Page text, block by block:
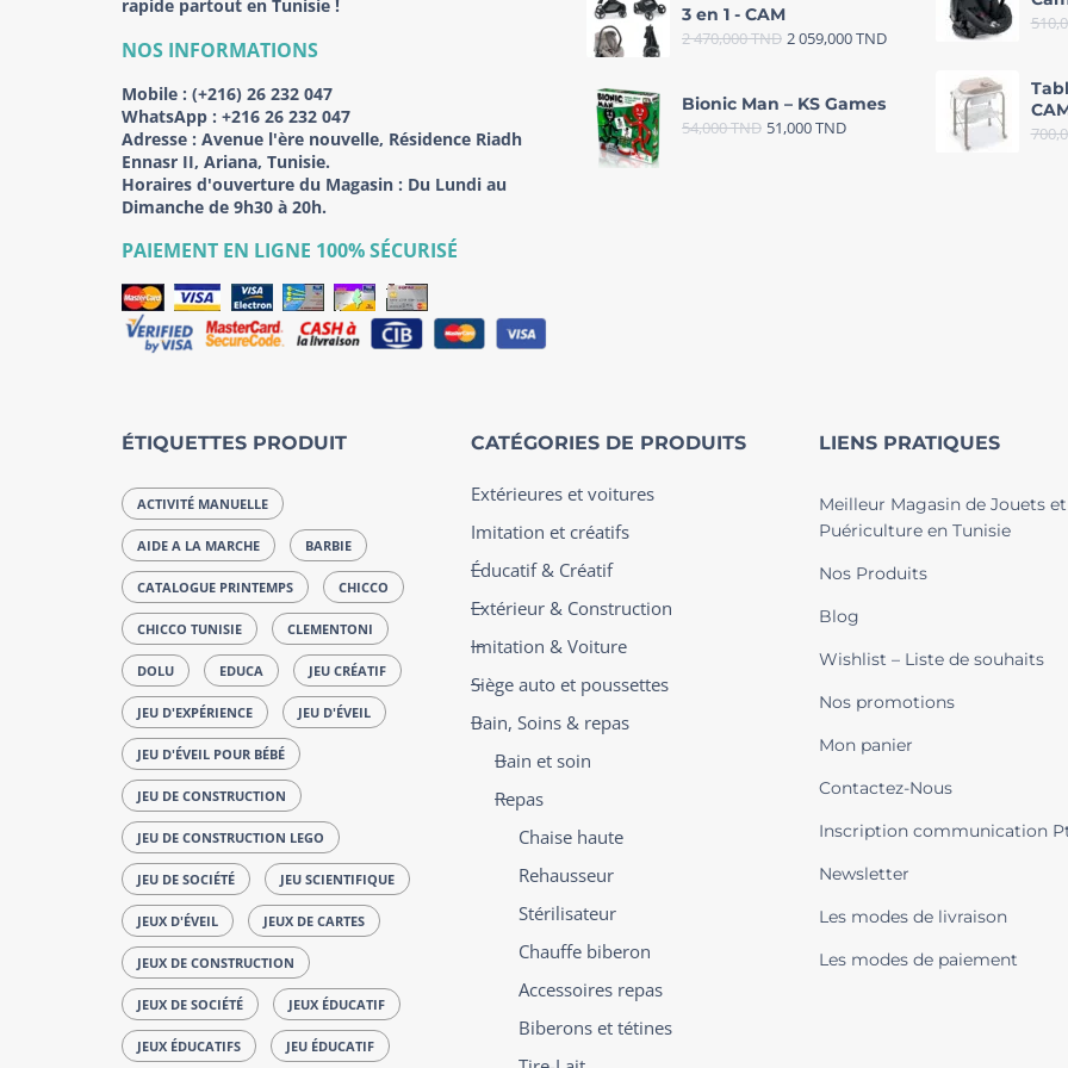
rapide partout en Tunisie !
NOS INFORMATIONS
Mobile : (+216) 26 232 047
WhatsApp : +216 26 232 047
Adresse : Avenue l'ère nouvelle, Résidence Riadh
Ennasr II, Ariana, Tunisie.
Horaires d'ouverture du Magasin : Du Lundi au
Dimanche de 9h30 à 20h.
PAIEMENT EN LIGNE 100% SÉCURISÉ
3 en 1 - CAM
2 470,000TND 2 059,000TND
Bionic Man – KS Games
54,000TND 51,000TND
ÉTIQUETTES PRODUIT
ACTIVITÉ MANUELLE
AIDE A LA MARCHE BARBIE
CATALOGUE PRINTEMPS CHICCO
CHICCO TUNISIE CLEMENTONI
DOLU EDUCA JEU CRÉATIF
JEU D'EXPÉRIENCE JEU D'ÉVEIL
JEU D'ÉVEIL POUR BÉBÉ
JEU DE CONSTRUCTION
JEU DE CONSTRUCTION LEGO
JEU DE SOCIÉTÉ JEU SCIENTIFIQUE
JEUX D'ÉVEIL JEUX DE CARTES
JEUX DE CONSTRUCTION
JEUX DE SOCIÉTÉ JEUX ÉDUCATIF
JEUX ÉDUCATIFS JEU ÉDUCATIF
CATÉGORIES DE PRODUITS
Extérieures et voitures
Imitation et créatifs
Éducatif & Créatif
Extérieur & Construction
Imitation & Voiture
Siège auto et poussettes
Bain, Soins & repas
Bain et soin
Repas
Chaise haute
Rehausseur
Stérilisateur
Chauffe biberon
Accessoires repas
Biberons et tétines
LIENS PRATIQUES
Meilleur Magasin de Jouets et
Puériculture en Tunisie
Nos Produits
Blog
Wishlist – Liste de souhaits
Nos promotions
Mon panier
Contactez-Nous
Inscription communication
Newsletter
Les modes de livraison
Les modes de paiement